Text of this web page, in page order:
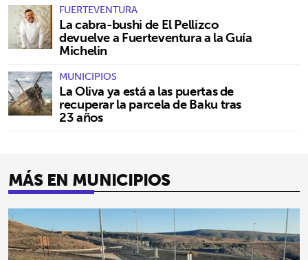
FUERTEVENTURA
La cabra-bushi de El Pellizco
devuelve a Fuerteventura a la Guía
Michelin
MUNICIPIOS
La Oliva ya está a las puertas de
recuperar la parcela de Baku tras
23 años
MÁS EN MUNICIPIOS